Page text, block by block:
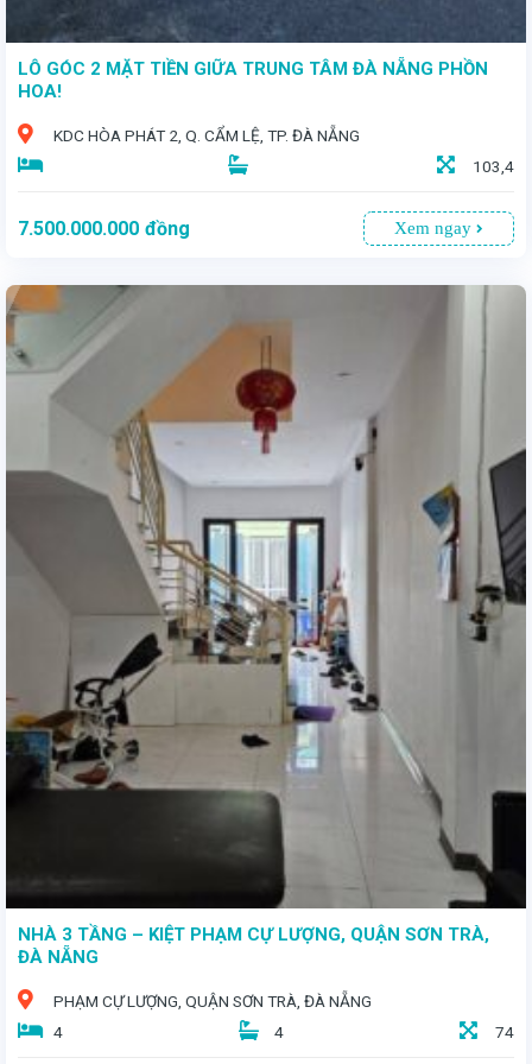
LÔ GÓC 2 MẶT TIỀN GIỮA TRUNG TÂM ĐÀ NẴNG PHỒN
HOA!
KDC HÒA PHÁT 2, Q. CẨM LỆ, TP. ĐÀ NẴNG
103,4
7.500.000.000 đồng Xem ngay
NHÀ 3 TẦNG – KIỆT PHẠM CỰ LƯỢNG, QUẬN SƠN TRÀ,
ĐÀ NẴNG
PHẠM CỰ LƯỢNG, QUẬN SƠN TRÀ, ĐÀ NẴNG
4
4 74